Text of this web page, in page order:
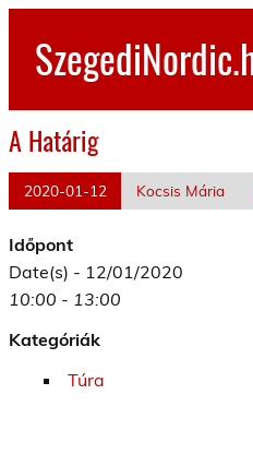
Skip
content
A Határig
2020-01-12 Kocsis Mária
Időpont
Date(s) - 12/01/2020
10:00 - 13:00
Kategóriák
Túra